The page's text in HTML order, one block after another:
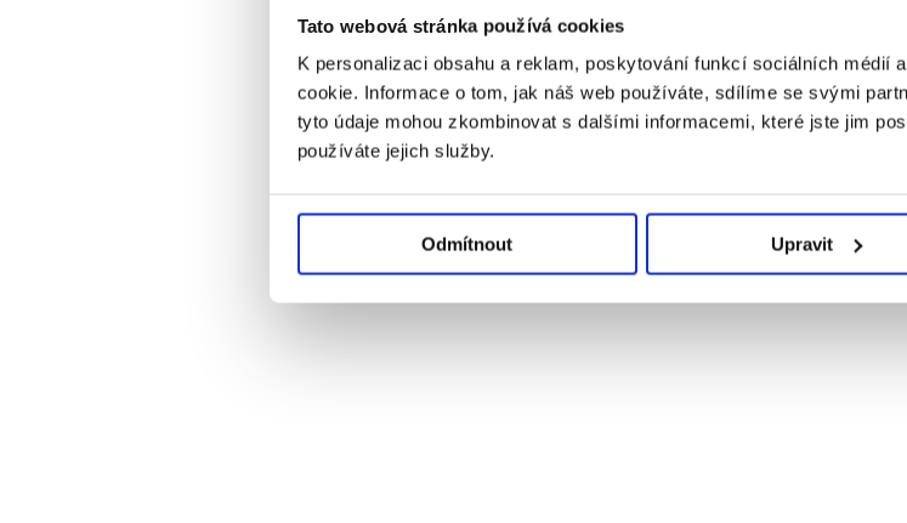
Tato webová stránka používá cookies
K personalizaci obsahu a reklam, poskytování funkcí sociálních médií
cookie. Informace o tom, jak náš web používáte, sdílíme se svými
tyto údaje mohou zkombinovat s dalšími informacemi, které jste jim
používáte jejich služby.
Odmítnout Upravit